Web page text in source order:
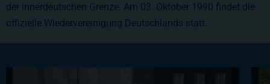
der innerdeutschen Grenze. Am 03. Oktober 1990 findet die
offizielle Wiedervereinigung Deutschlands statt.